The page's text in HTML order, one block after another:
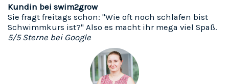
Kundin bei swim2grow
Sie fragt freitags schon: "Wie oft noch schlafen bist
Schwimmkurs ist?" Also es macht ihr mega viel Spaß.
5/5 Sterne bei Google